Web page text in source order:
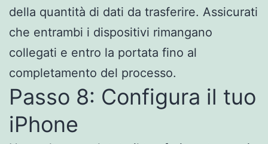
della quantità di dati da trasferire. Assicurati
che entrambi i dispositivi rimangano
collegati e entro la portata fino al
completamento del processo.
Passo 8: Configura il tuo
iPhone